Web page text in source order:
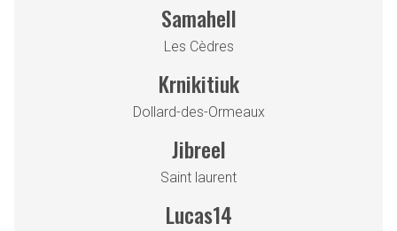
Samahell
Les Cèdres
Krnikitiuk
Dollard-des-Ormeaux
Jibreel
Saint laurent
Lucas14